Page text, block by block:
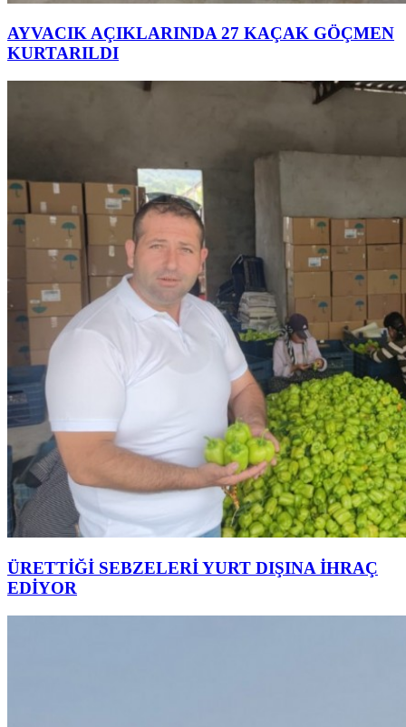
AYVACIK AÇIKLARINDA 27 KAÇAK GÖÇMEN
KURTARILDI
ÜRETTİĞİ SEBZELERİ YURT DIŞINA İHRAÇ
EDİYOR